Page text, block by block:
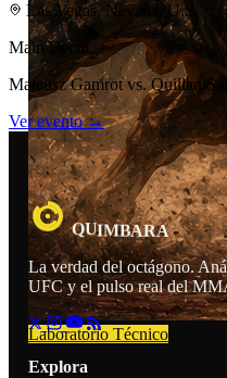
Laboratorio Técnico
Las Vegas, Nevada, U.S.
Main Event
Mateusz Gamrot vs. Quillan
Ver evento →
QUIMBARA
La verdad del octágono.
UFC y el pulso real del
Explora